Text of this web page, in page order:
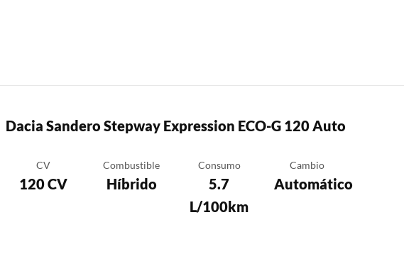
Dacia Sandero Stepway Expression ECO-G 120 Auto
CV
120 CV
Combustible
Híbrido
Consumo
5.7
L/100km
Cambio
Automático